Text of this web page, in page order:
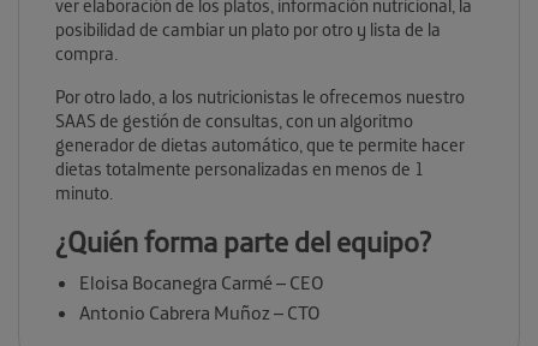
ver elaboración de los platos, información nutricional, la
posibilidad de cambiar un plato por otro y lista de la
compra.
Por otro lado, a los nutricionistas le ofrecemos nuestro
SAAS de gestión de consultas, con un algoritmo
generador de dietas automático, que te permite hacer
dietas totalmente personalizadas en menos de 1
minuto.
¿Quién forma parte del equipo?
Eloisa Bocanegra Carmé – CEO
Antonio Cabrera Muñoz – CTO